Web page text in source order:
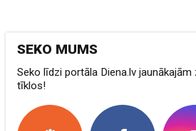
SEKO MUMS
Seko līdzi portāla Diena.lv
tīklos!